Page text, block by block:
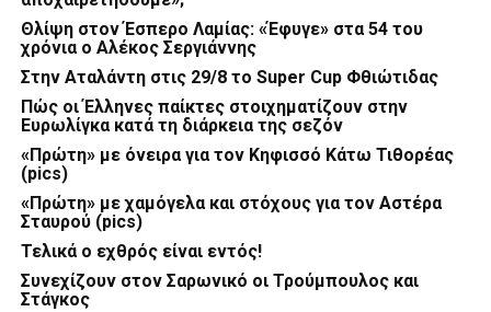
Θλίψη στον Έσπερο Λαμίας: «Έφυγε» στα 54 του
χρόνια ο Αλέκος Σεργιάννης
Στην Αταλάντη στις 29/8 το Super Cup Φθιώτιδας
Πώς οι Έλληνες παίκτες στοιχηματίζουν στην
Ευρωλίγκα κατά τη διάρκεια της σεζόν
«Πρώτη» με όνειρα για τον Κηφισσό Κάτω Τιθορέας
(pics)
«Πρώτη» με χαμόγελα και στόχους για τον Αστέρα
Σταυρού (pics)
Τελικά ο εχθρός είναι εντός!
Συνεχίζουν στον Σαρωνικό οι Τρούμπουλος και
Στάγκος